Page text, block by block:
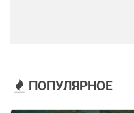
ПОПУЛЯРНОЕ